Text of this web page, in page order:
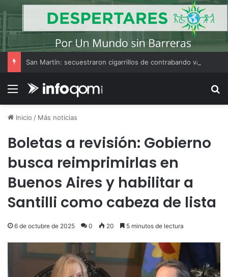
Menú
Inicio / Más noticias
Boletas a revisión: Gobierno
busca reimprimirlas en
Buenos Aires y habilitar a
Santilli como cabeza de lista
6 de octubre de 2025 0 20 5 minutos de lectura